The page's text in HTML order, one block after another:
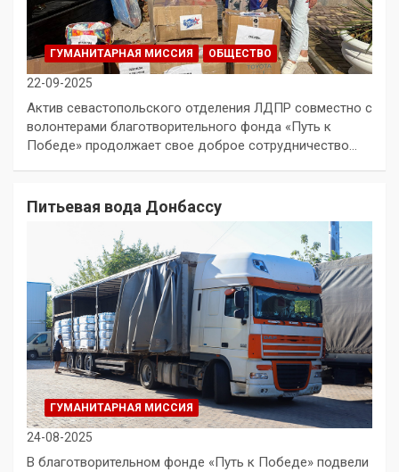
ГУМАНИТАРНАЯ МИССИЯ ОБЩЕСТВО
22-09-2025
Актив севастопольского отделения ЛДПР совместно с
волонтерами благотворительного фонда «Путь к
Победе» продолжает свое доброе сотрудничество…
Питьевая вода Донбассу
ГУМАНИТАРНАЯ МИССИЯ
24-08-2025
В благотворительном фонде «Путь к Победе» подвели